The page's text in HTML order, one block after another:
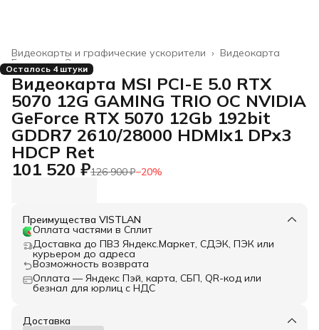
Видеокарта
Видеокарты и графические ускорители ›
Электроника
Главная ›
Осталось 4 штуки
Видеокарта MSI PCI-E 5.0 RTX
5070 12G GAMING TRIO OC NVIDIA
GeForce RTX 5070 12Gb 192bit
GDDR7 2610/28000 HDMIx1 DPx3
HDCP Ret
101 520 ₽126 900 ₽−20%
Преимущества VISTLAN
Оплата частями в Сплит
Доставка до ПВЗ Яндекс.Маркет, СДЭК, ПЭК или
курьером до адреса
Возможность возврата
Оплата — Яндекс Пэй, карта, СБП, QR-код или
безнал для юрлиц с НДС
Доставка